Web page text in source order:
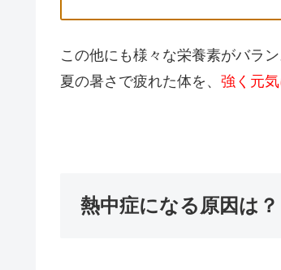
この他にも様々な栄養素がバラ
夏の暑さで疲れた体を、 強く元
熱中症になる原因は？